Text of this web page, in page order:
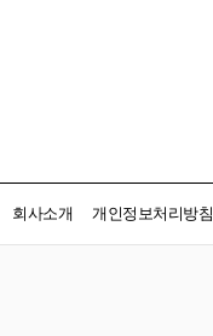
회사소개 개인정보처리방침